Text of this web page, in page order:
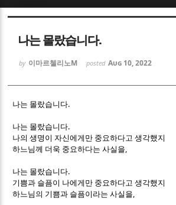
나는 몰랐습니다.
by 이마르첼리노M posted Aug 10, 2022
나는 몰랐습니다.
나는 몰랐습니다.
나의 생명이 자신에게만 중요하다고 생각했지
하느님께 더욱 중요하다는 사실을,
나는 몰랐습니다.
기쁨과 슬픔이 나에게만 중요하다고 생각했지
하느님의 기쁨과 슬픔이라는 사실을,
Sketchbook5, 스케치북5
Sketchbook5, 스케치북5
Sketchbook5, 스케치북5
Sketchbook5, 스케치북5